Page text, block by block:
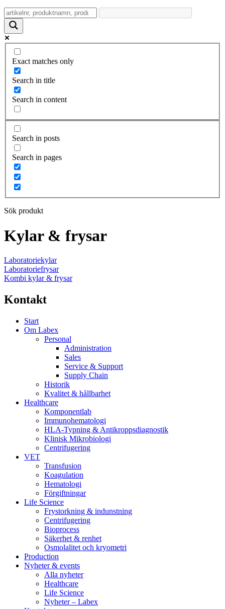
Exact matches only
Search in title
Search in content
Search in posts
Search in pages
Sök produkt
Kylar & frysar
Laboratoriekylar
Laboratoriefrysar
Kombi kylar & frysar
Kontakt
Start
Om Labex
Personal
Administration
Sales
Service & Support
Supply Chain
Historik
Kvalitet & hållbarhet
Healthcare
Komponentlab
Immunohematologi
HLA-Typning & Antikroppsdiagnostik
Klinisk Mikrobiologi
Centrifugering
VET
Transfusion
Koagulation
Hematologi
Förgiftningar
Life Science
Frystorkning & indunstning
Centrifugering
Bioprocess
Säkerhet & renhet
Osmolalitet och kryometri
Production
Nyheter & events
Alla nyheter
Healthcare
Life Science
Nyheter – Labex